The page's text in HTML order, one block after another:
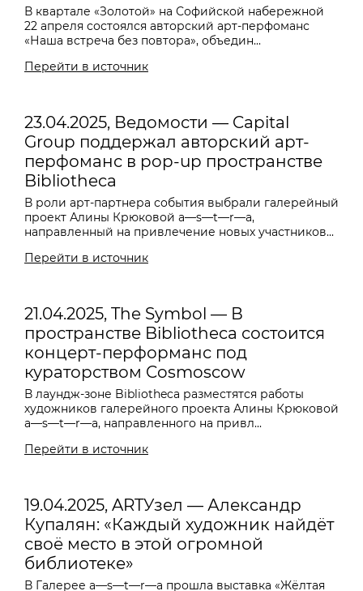
В квартале «Золотой» на Софийской набережной
22 апреля состоялся авторский арт-перфоманс
«Наша встреча без повтора», объедин...
Перейти в источник
23.04.2025, Ведомости — Capital
Group поддержал авторский арт-
перфоманс в pop-up пространстве
Bibliotheca
В роли арт-партнера события выбрали галерейный
проект Алины Крюковой a—s—t—r—a,
направленный на привлечение новых участников...
Перейти в источник
21.04.2025, The Symbol — В
пространстве Bibliotheca состоится
концерт-перформанс под
кураторством Cosmoscow
В лаундж-зоне Bibliotheca разместятся работы
художников галерейного проекта Алины Крюковой
a—s—t—r—a, направленного на привл...
Перейти в источник
19.04.2025, ARTУзел — Александр
Купалян: «Каждый художник найдёт
своё место в этой огромной
библиотеке»
В Галерее a—s—t—r—a прошла выставка «Жёлтая